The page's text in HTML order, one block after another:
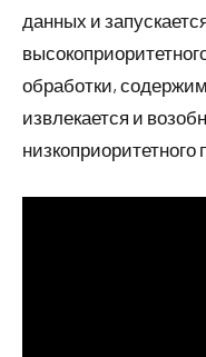
данных и
обработки,
извлекается и